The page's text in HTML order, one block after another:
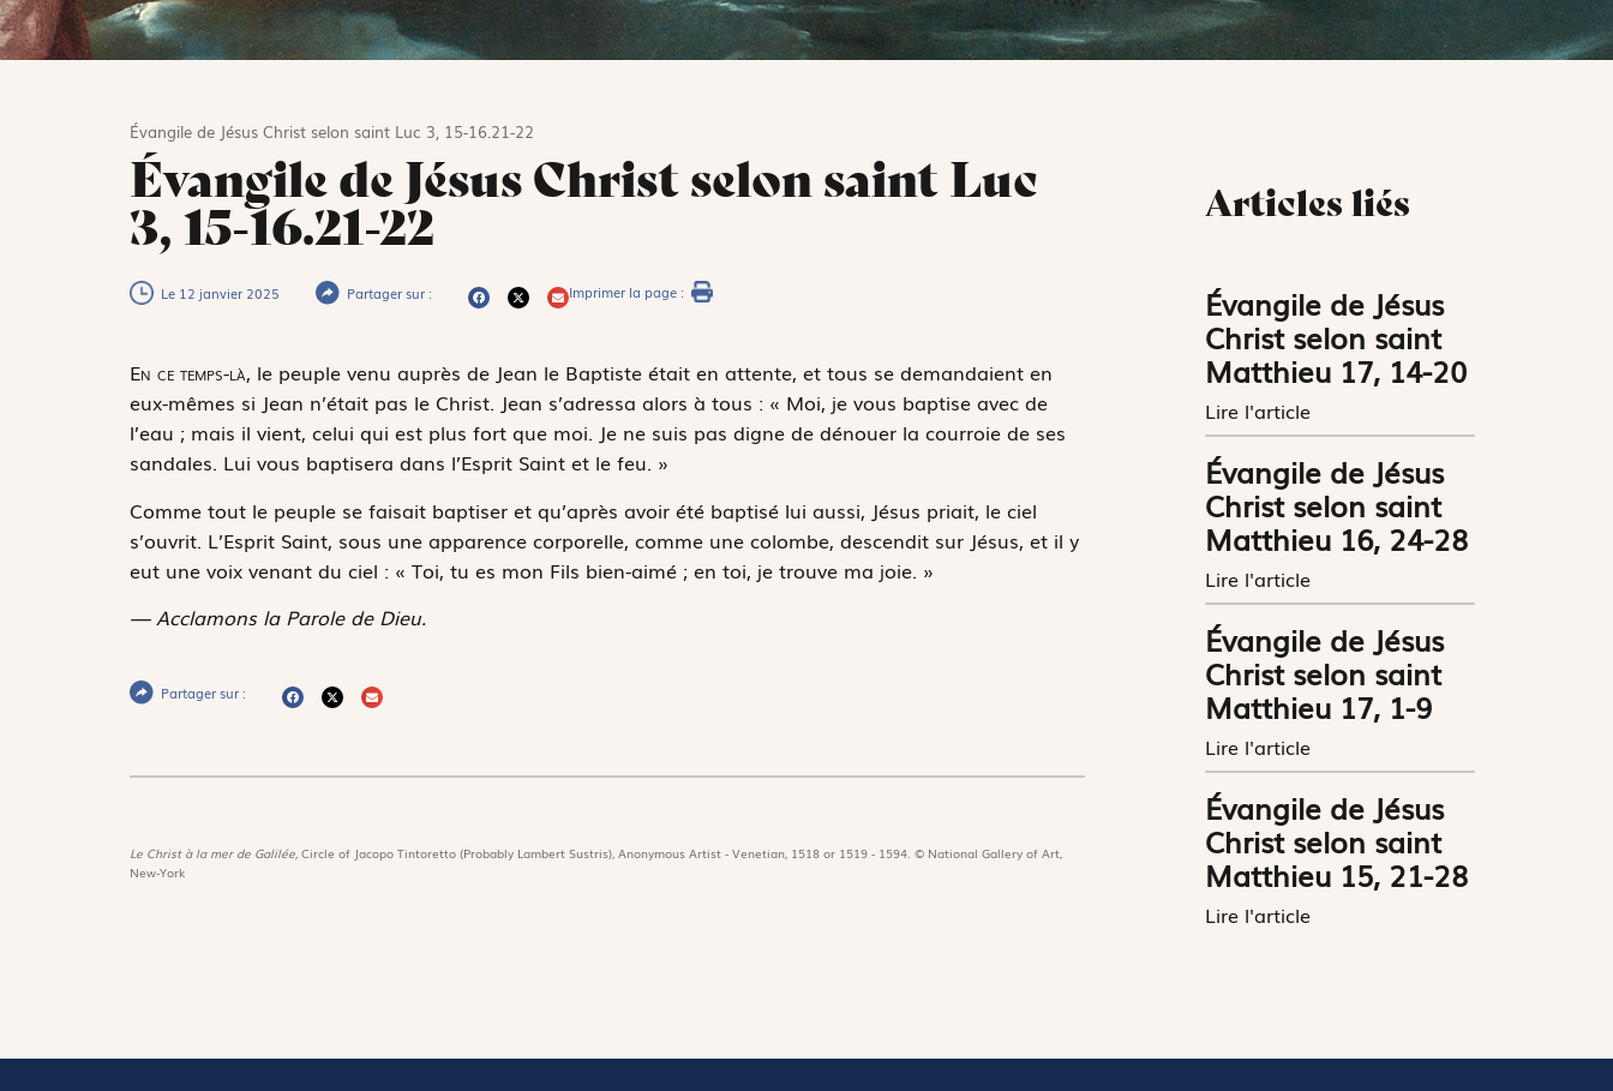
Évangile de Jésus Christ selon saint Luc 3, 15-16.21-22
Évangile de Jésus Christ selon saint Luc
3, 15-16.21-22
Le 12 janvier 2025 Partager sur : Imprimer la page :
En ce temps-là, le peuple venu auprès de Jean le Baptiste était en attente, et tous se demandaient en
eux-mêmes si Jean n’était pas le Christ. Jean s’adressa alors à tous : « Moi, je vous baptise avec de
l’eau ; mais il vient, celui qui est plus fort que moi. Je ne suis pas digne de dénouer la courroie de ses
sandales. Lui vous baptisera dans l’Esprit Saint et le feu. »
Comme tout le peuple se faisait baptiser et qu’après avoir été baptisé lui aussi, Jésus priait, le ciel
s’ouvrit. L’Esprit Saint, sous une apparence corporelle, comme une colombe, descendit sur Jésus, et il y
eut une voix venant du ciel : « Toi, tu es mon Fils bien-aimé ; en toi, je trouve ma joie. »
— Acclamons la Parole de Dieu.
Partager sur :
Le Christ à la mer de Galilée, Circle of Jacopo Tintoretto (Probably Lambert Sustris), Anonymous Artist - Venetian, 1518 or 1519 - 1594. © National Gallery of Art,
New-York
Articles liés
Évangile de Jésus
Christ selon saint
Matthieu 17, 14-20
Lire l'article
Évangile de Jésus
Christ selon saint
Matthieu 16, 24-28
Lire l'article
Évangile de Jésus
Christ selon saint
Matthieu 17, 1-9
Lire l'article
Évangile de Jésus
Christ selon saint
Matthieu 15, 21-28
Lire l'article